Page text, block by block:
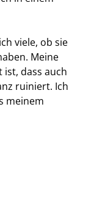
viele, ob sie
Meine
ist, dass auch
ruiniert. Ich
meinem